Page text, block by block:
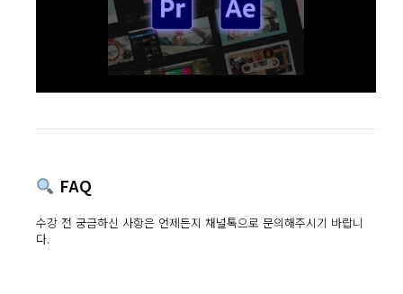
FAQ
수강 전 궁금하신 사항은 언제든지 채널톡으로 문의해주시기 바랍니
다.